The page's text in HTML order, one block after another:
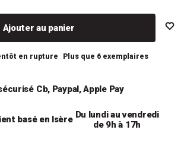
Ajouter au panier
en rupture Plus que 6 exemplaires
Cb, Paypal, Apple Pay
basé en Isère Du lundi au vendredi
de 9h à 17h